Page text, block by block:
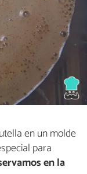
en un molde
para
en la